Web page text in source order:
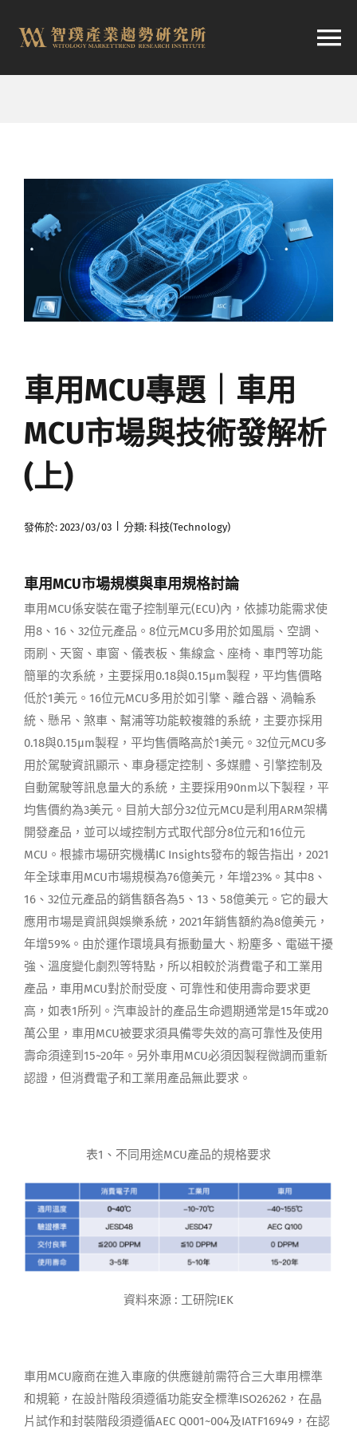
容
航
市場快訊
產業日報
媒體曝光
會員帳號
中文
車用MCU專題｜車用
MCU市場與技術發解析
(上)
發佈於: 2023/03/03 分類: 科技(Technology)
車用MCU市場規模與車用規格討論
車用MCU係安裝在電子控制單元(ECU)內，依據功能需求使
用8、16、32位元產品。8位元MCU多用於如風扇、空調、
雨刷、天窗、車窗、儀表板、集線盒、座椅、車門等功能
簡單的次系統，主要採用0.18與0.15μm製程，平均售價略
低於1美元。16位元MCU多用於如引擎、離合器、渦輪系
統、懸吊、煞車、幫浦等功能較複雜的系統，主要亦採用
0.18與0.15μm製程，平均售價略高於1美元。32位元MCU多
用於駕駛資訊顯示、車身穩定控制、多媒體、引擎控制及
自動駕駛等訊息量大的系統，主要採用90nm以下製程，平
均售價約為3美元。目前大部分32位元MCU是利用ARM架構
開發產品，並可以域控制方式取代部分8位元和16位元
MCU。根據市場研究機構IC Insights發布的報告指出，2021
年全球車用MCU市場規模為76億美元，年增23%。其中8、
16、32位元產品的銷售額各為5、13、58億美元。它的最大
應用市場是資訊與娛樂系統，2021年銷售額約為8億美元，
年增59%。由於運作環境具有振動量大、粉塵多、電磁干擾
強、溫度變化劇烈等特點，所以相較於消費電子和工業用
產品，車用MCU對於耐受度、可靠性和使用壽命要求更
高，如表1所列。汽車設計的產品生命週期通常是15年或20
萬公里，車用MCU被要求須具備零失效的高可靠性及使用
壽命須達到15~20年。另外車用MCU必須因製程微調而重新
認證，但消費電子和工業用產品無此要求。
表1、不同用途MCU產品的規格要求
資料來源 : 工研院IEK
車用MCU廠商在進入車廠的供應鏈前需符合三大車用標準
和規範，在設計階段須遵循功能安全標準ISO26262，在晶
片試作和封裝階段須遵循AEC Q001~004及IATF16949，在認